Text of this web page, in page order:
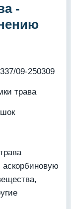
-
09-250309
трава